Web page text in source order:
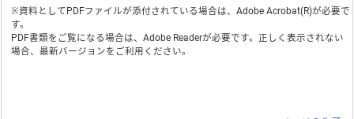
※資料としてPDFファイルが添付されている場合は、Adobe Acrobat(R)が必要で
す。
PDF書類をご覧になる場合は、Adobe Readerが必要です。正しく表示されない
場合、最新バージョンをご利用ください。